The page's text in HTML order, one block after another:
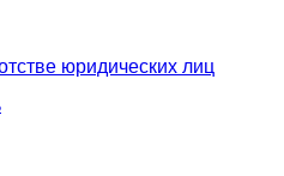
юридических лиц